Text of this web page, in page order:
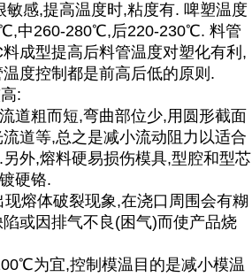
敏感,提高温度时,粘度有. 啤塑温度
中260-280℃,后220-230℃. 料管
成型提高后料管温度对塑化有利,
度控制都是前高后低的原则.
:
道粗而短,弯曲部位少,用圆形截面
道等,总之是减小流动阻力以适合
外,熔料硬易损伤模具,型腔和型芯
硬铬.
熔体破裂现象,在浇口周围会有糊
或因排气不良(困气)而使产品烧
为宜,控制模温目的是减小模温